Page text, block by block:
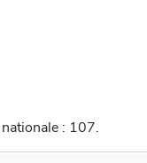
: 107.